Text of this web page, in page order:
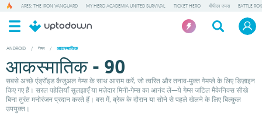
ARES: THE IRON VANGUARD MY HERO ACADEMIA UNITED SURVIVAL TICKET HERO वीपीएन एप्पस BATTLE
ANDROID / गेम्स / आकस्मातिक
आकस्मातिक - 90
सबसे अच्छे एंड्रॉइड कैजुअल गेम्स के साथ आराम करें, जो त्वरित और तनाव-मुक्त गेमप्ले के लिए डिज़ाइन
किए गए हैं। सरल पहेलियाँ सुलझाएँ या मज़ेदार मिनी-गेम्स का आनंद लें—ये गेम्स जटिल मैकेनिक्स सीखे
बिना तुरंत मनोरंजन प्रदान करते हैं। बस में, ब्रेक के दौरान या सोने से पहले खेलने के लिए बिल्कुल
उपयुक्त।